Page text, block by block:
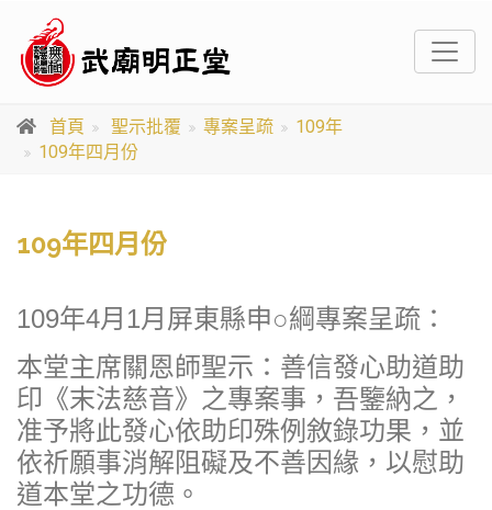
首頁 聖示批覆 專案呈疏
109年
109年四月份
109年四月份
109年4月1月屏東縣申○綱專案呈疏：
本堂主席關恩師聖示：善信發心助道助
印《末法慈音》之專案事，吾鑒納之，
准予將此發心依助印殊例敘錄功果，並
依祈願事消解阻礙及不善因緣，以慰助
道本堂之功德。